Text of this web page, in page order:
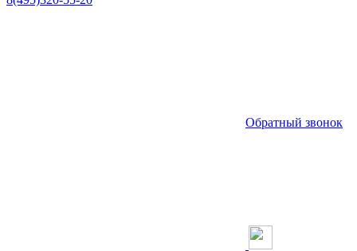
Обратный звонок